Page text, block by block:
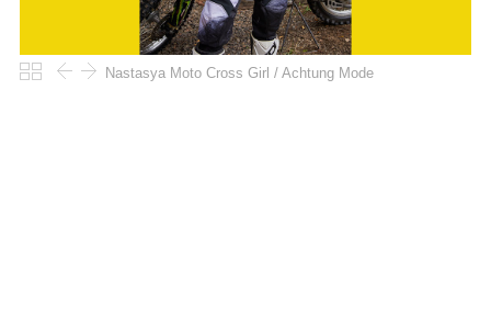
Nastasya Moto Cross Girl / Achtung Mode